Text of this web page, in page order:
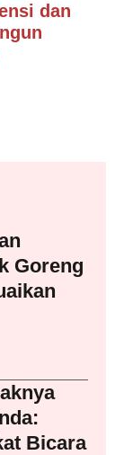
dan
Goreng
Bicara